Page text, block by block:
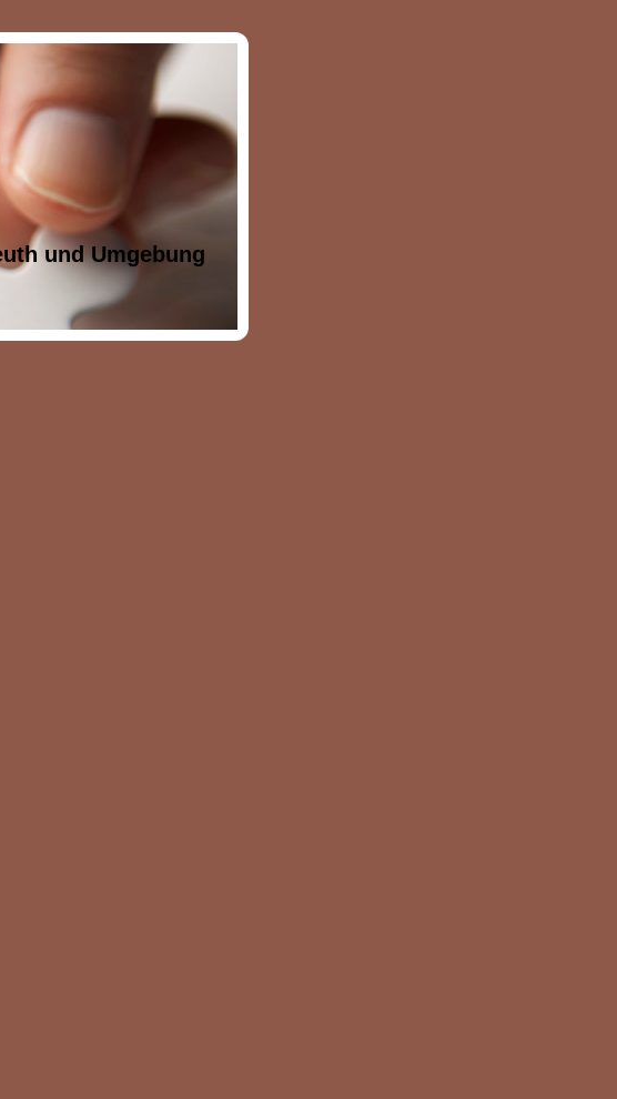
und Umgebung